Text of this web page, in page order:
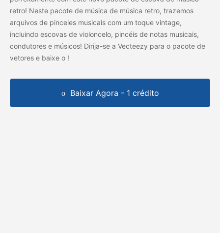
retro! Neste pacote de música de música retro, trazemos
arquivos de pinceles musicais com um toque vintage,
incluindo escovas de violoncelo, pincéis de notas musicais,
condutores e músicos! Dirija-se a Vecteezy para o pacote de
vetores e baixe o !
Baixar Agora - 1 crédito